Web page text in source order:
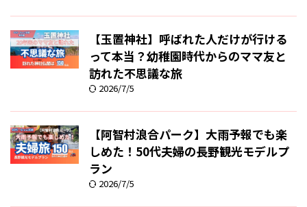
【玉置神社】呼ばれた人だけが行ける
って本当？幼稚園時代からのママ友と
訪れた不思議な旅
2026/7/5
【阿智村浪合パーク】大雨予報でも楽
しめた！50代夫婦の長野観光モデルプ
ラン
2026/7/5